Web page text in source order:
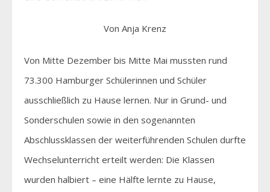
Von Anja Krenz
Von Mitte Dezember bis Mitte Mai mussten rund
73.300 Hamburger Schülerinnen und Schüler
ausschließlich zu Hause lernen. Nur in Grund- und
Sonderschulen sowie in den sogenannten
Abschlussklassen der weiterführenden Schulen durfte
Wechselunterricht erteilt werden: Die Klassen
wurden halbiert – eine Hälfte lernte zu Hause,